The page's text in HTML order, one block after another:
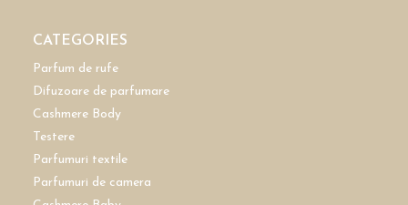
CATEGORIES
Parfum de rufe
Difuzoare de parfumare
Cashmere Body
Testere
Parfumuri textile
Parfumuri de camera